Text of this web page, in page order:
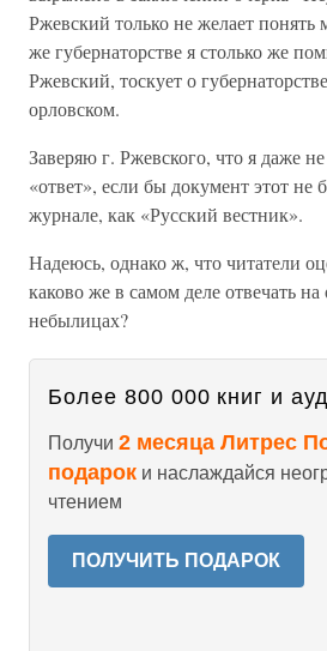
Ржевский только не желает понять
же губернаторстве я столько же
Ржевский, тоскует о
орловском.
Заверяю г. Ржевского, что я даже
«ответ», если бы документ этот не
журнале, как «Русский вестник».
Надеюсь, однако ж, что читатели
каково же в самом деле отвечать
небылицах?
Более 800 000 книг и
Получи 2 месяца Литрес
подарок и наслаждайся
чтением
ПОЛУЧИТЬ ПОДАРОК